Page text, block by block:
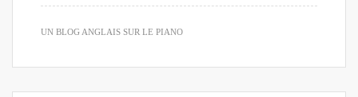
UN BLOG ANGLAIS SUR LE PIANO